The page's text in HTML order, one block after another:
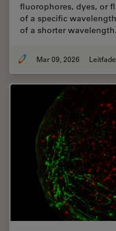
fluorophores, dyes, or
of a specific
of a shorter
Mar 09, 2026